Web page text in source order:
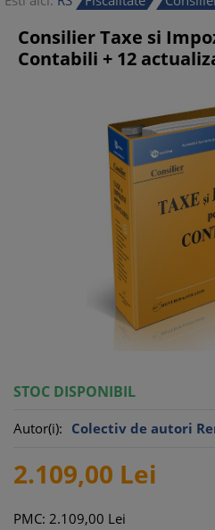
Consilier Taxe si
Contabili + 12
STOC DISPONIBIL
Autor(i): Colectiv de autori
2.109,00 Lei
PMC: 2.109,00 Lei